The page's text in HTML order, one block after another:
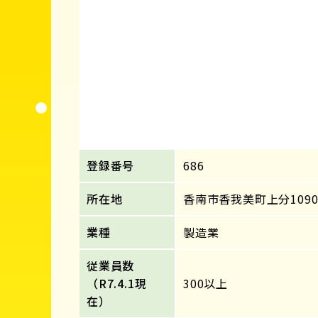
登録番号
686
所在地
香南市香我美町上分
業種
製造業
従業員数
（R7.4.1現
在）
300以上